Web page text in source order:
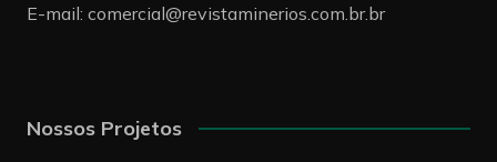
E-mail: comercial@revistaminerios.com.br.br
Nossos Projetos